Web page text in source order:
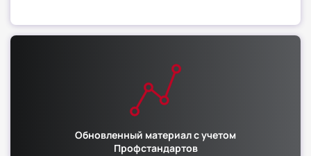
Обновленный материал с учетом
Профстандартов